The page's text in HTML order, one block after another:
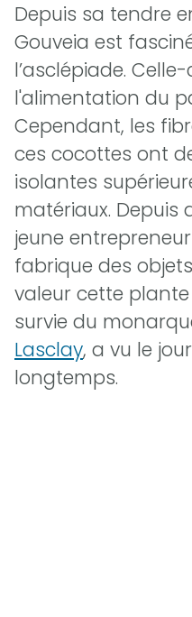
Depuis sa tendre
Gouveia est
l’asclépiade.
l'alimentation du
Cependant, les
ces cocottes ont
isolantes
matériaux. Depuis
jeune
fabrique des
valeur cette
survie du
Lasclay, a vu le
longtemps.